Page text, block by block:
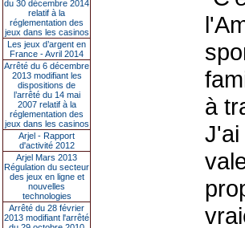
du 30 décembre 2014
relatif à la
réglementation des
jeux dans les casinos
Les jeux d’argent en
France - Avril 2014
Arrêté du 6 décembre
2013 modifiant les
dispositions de
l’arrêté du 14 mai
2007 relatif à la
réglementation des
jeux dans les casinos
Arjel - Rapport
d'activité 2012
Arjel Mars 2013
Régulation du secteur
des jeux en ligne et
nouvelles
technologies
Arrêté du 28 février
2013 modifiant l'arrêté
à